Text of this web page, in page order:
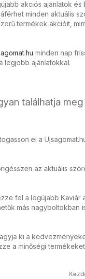
akciós ajánlatok
minden aktuális
termékek akcióit,
minden nap
legjobb ajánlatokkal.
találhatja
el a
az aktuális
fel a legújabb Kaviár
más nagyboltokban
ki a
a minőségi